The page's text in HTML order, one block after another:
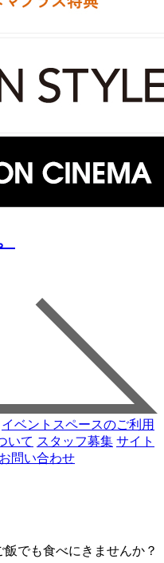
イベントスペースのご利用
いて スタッフ募集 サイト
お問い合わせ
でも食べにきませんか？